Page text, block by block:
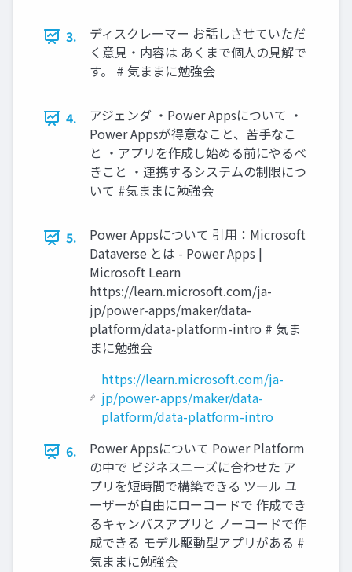
3.
ディスクレーマー お話しさせていただ
く意見・内容は あくまで個人の見解で
す。 # 気ままに勉強会
4.
アジェンダ ・Power Appsについて ・
Power Appsが得意なこと、苦手なこ
と ・アプリを作成し始める前にやるべ
きこと ・連携するシステムの制限につ
いて #気ままに勉強会
5.
Power Appsについて 引用：Microsoft
Dataverse とは - Power Apps |
Microsoft Learn
https://learn.microsoft.com/ja-
jp/power-apps/maker/data-
platform/data-platform-intro # 気ま
まに勉強会
https://learn.microsoft.com/ja-
jp/power-apps/maker/data-
platform/data-platform-intro
6.
Power Appsについて Power Platform
の中で ビジネスニーズに合わせた ア
プリを短時間で構築できる ツール ユ
ーザーが自由にローコードで 作成でき
るキャンバスアプリと ノーコードで作
成できる モデル駆動型アプリがある #
気ままに勉強会